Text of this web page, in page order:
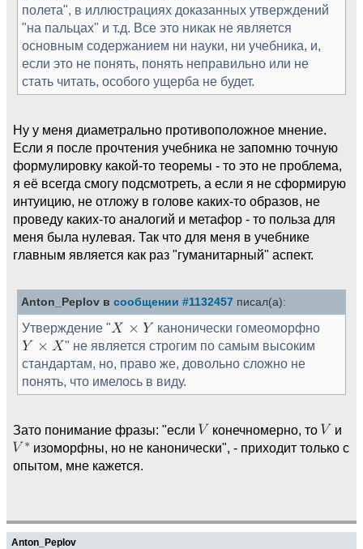
полета", в иллюстрациях доказанных утверждений
"на пальцах" и т.д. Все это никак не является
основным содержанием ни науки, ни учебника, и,
если это не понять, понять неправильно или не
стать читать, особого ущерба не будет.
Ну у меня диаметрально противоположное мнение.
Если я после прочтения учебника не запомню точную
формулировку какой-то теоремы - то это не проблема,
я её всегда смогу подсмотреть, а если я не сформирую
интуицию, не отложу в голове каких-то образов, не
проведу каких-то аналогий и метафор - то польза для
меня была нулевая. Так что для меня в учебнике
главным является как раз "гуманитарный" аспект.
Anton_Peplov в сообщении #1132457 писал(а):
Утверждение "
канонически гомеоморфно
" не является строгим по самым высоким
стандартам, но, право же, довольно сложно не
понять, что имелось в виду.
Зато понимание фразы: "если конечномерно, то
и
изоморфны, но не канонически", - приходит только с
опытом, мне кажется.
Anton_Peplov